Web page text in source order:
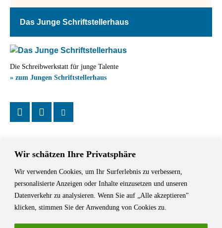
Wir schätzen Ihre Privatsphäre
Wir verwenden Cookies, um Ihr Surferlebnis zu verbessern,
personalisierte Anzeigen oder Inhalte einzusetzen und unseren
Datenverkehr zu analysieren. Wenn Sie auf „Alle akzeptieren"
klicken, stimmen Sie der Anwendung von Cookies zu.
Das Junge Schriftstellerhaus
Die Schreibwerkstatt für junge Talente
» zum Jungen Schriftstellerhaus
Das Schriftstellerhaus ist ein beliebter Treffpunkt für Autorinnen und
Autoren aus Stuttgart und der Region sowie ein Veranstaltungsort für
Lesungen, Tagungen und Schreibwerkstätten.